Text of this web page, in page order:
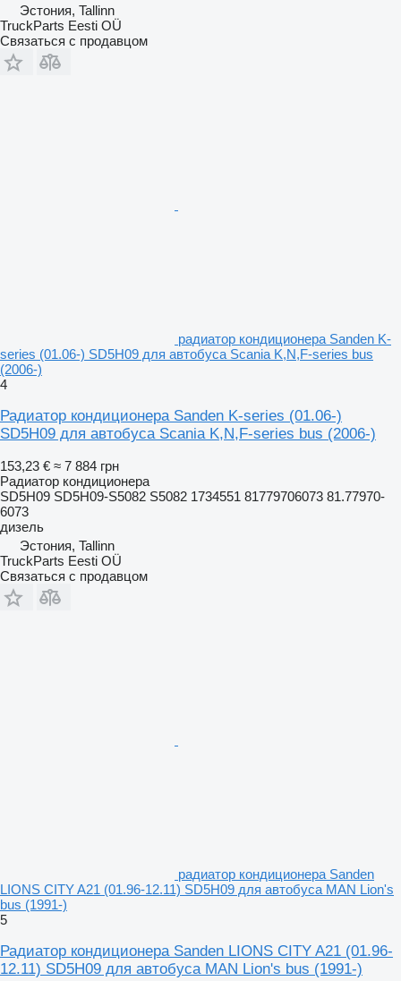
Эстония, Tallinn
TruckParts Eesti OÜ
Связаться с продавцом
радиатор кондиционера Sanden K-
series (01.06-) SD5H09 для автобуса Scania K,N,F-series bus
(2006-)
4
Радиатор кондиционера Sanden K-series (01.06-)
SD5H09 для автобуса Scania K,N,F-series bus (2006-)
153,23 € ≈ 7 884 грн
Радиатор кондиционера
SD5H09 SD5H09-S5082 S5082 1734551 81779706073 81.77970-
6073
дизель
Эстония, Tallinn
TruckParts Eesti OÜ
Связаться с продавцом
радиатор кондиционера Sanden
LIONS CITY A21 (01.96-12.11) SD5H09 для автобуса MAN Lion's
bus (1991-)
5
Радиатор кондиционера Sanden LIONS CITY A21 (01.96-
12.11) SD5H09 для автобуса MAN Lion's bus (1991-)